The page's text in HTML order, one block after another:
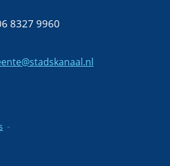
8327 9960